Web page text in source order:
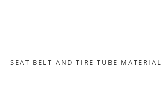
SEAT BELT AND TIRE TUBE MATERIAL